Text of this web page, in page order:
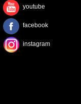
youtube
facebook
instagram